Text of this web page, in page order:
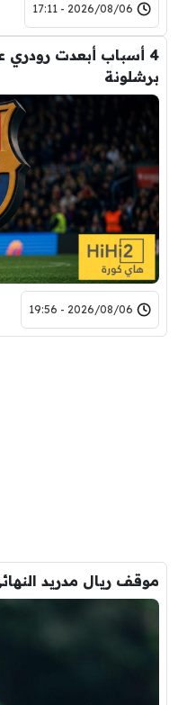
2026/08/06 - 17:11
4 أسباب أبعدت
برشلونة
2026/08/06 - 19:56
موقف ريال مدريد